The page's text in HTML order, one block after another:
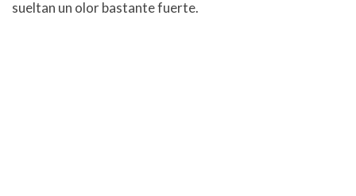
sueltan un olor bastante fuerte.